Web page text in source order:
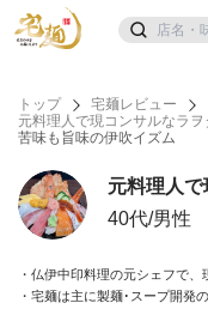
トップ
宅麺レビュー
元料理人で現コンサルなラ
苦味も旨味の伊吹イズム
元料理人
40代/男性
・仏伊中印料理の元シェフで
・宅麺は主に製麺･スープ開発